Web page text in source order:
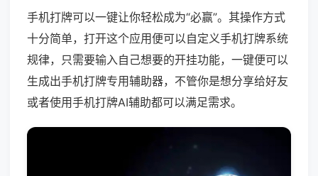
手机打牌可以一键让你轻松成为“必赢”。其操作方式
十分简单，打开这个应用便可以自定义手机打牌系统
规律，只需要输入自己想要的开挂功能，一键便可以
生成出手机打牌专用辅助器，不管你是想分享给好友
或者使用手机打牌AI辅助都可以满足需求。